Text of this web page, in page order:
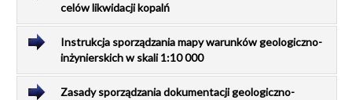
celów likwidacji kopalń
Instrukcja sporządzania mapy warunków geologiczno-
inżynierskich w skali 1:10 000
Zasady sporządzania dokumentacji geologiczno-